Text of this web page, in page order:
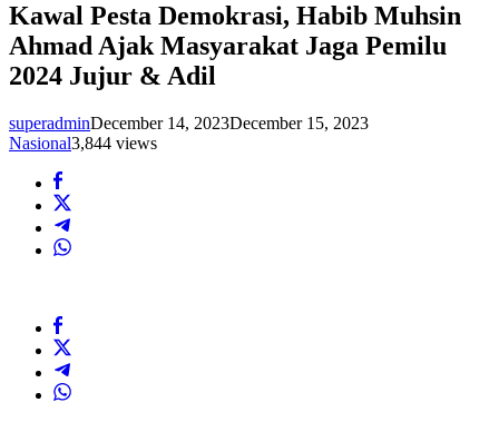
Kawal Pesta Demokrasi, Habib Muhsin
Ahmad Ajak Masyarakat Jaga Pemilu
2024 Jujur & Adil
superadminDecember 14, 2023December 15, 2023
Nasional3,844 views